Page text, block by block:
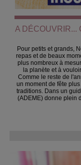
A DÉCOUVRIR...
Pour petits et grands,
repas et de beaux
plus nombreux à
la planète et à
Comme le reste de
un moment de fête
traditions. Dans un
(ADEME) donne plein